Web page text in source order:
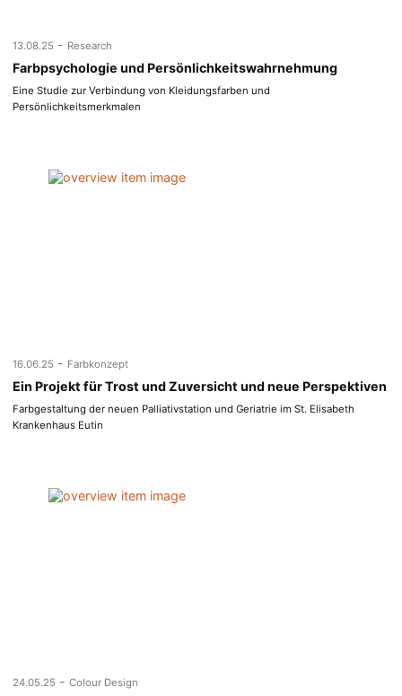
13.08.25 - Research
Farbpsychologie und Persönlichkeitswahrnehmung
Eine Studie zur Verbindung von Kleidungsfarben und
Persönlichkeitsmerkmalen
16.06.25 - Farbkonzept
Ein Projekt für Trost und Zuversicht und neue Perspektiven
Farbgestaltung der neuen Palliativstation und Geriatrie im St. Elisabeth
Krankenhaus Eutin
24.05.25 - Colour Design